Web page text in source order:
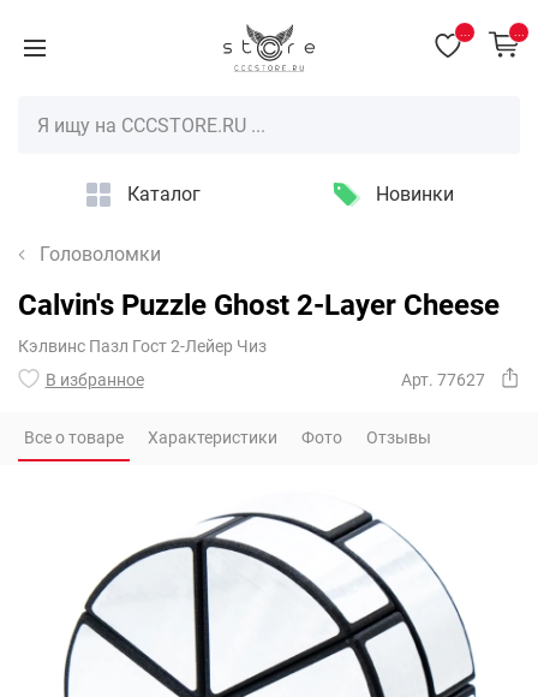
Каталог Новинки
Головоломки
Calvin's Puzzle Ghost 2-Layer Cheese
Кэлвинс Пазл Гост 2-Лейер Чиз
В избранное
Арт. 77627
Все о товаре Характеристики Фото Отзывы